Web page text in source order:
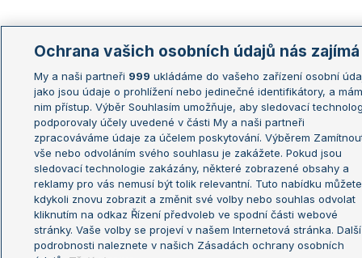
Ochrana vašich osobních údajů nás zajímá
My a naši partneři 999 ukládáme do vašeho zařízení osobní
jako jsou údaje o prohlížení nebo jedinečné identifikátory, a
nim přístup. Výběr Souhlasím umožňuje, aby sledovací
podporovaly účely uvedené v části My a naši partneři
zpracováváme údaje za účelem poskytování. Výběrem
vše nebo odvoláním svého souhlasu je zakážete. Pokud jsou
sledovací technologie zakázány, některé zobrazené obsahy a
reklamy pro vás nemusí být tolik relevantní. Tuto nabídku můžete
kdykoli znovu zobrazit a změnit své volby nebo souhlas odvolat
kliknutím na odkaz Řízení předvoleb ve spodní části webové
stránky. Vaše volby se projeví v našem Internetová stránka. Další
podrobnosti naleznete v našich Zásadách ochrany osobních